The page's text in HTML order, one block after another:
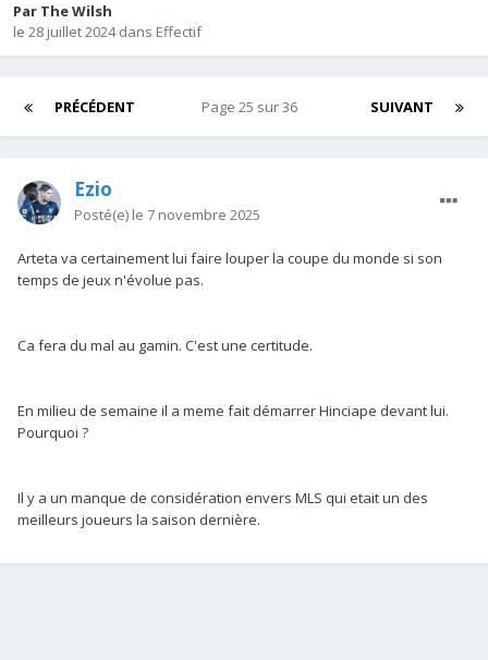
Par The Wilsh
le 28 juillet 2024dans Effectif
PRÉCÉDENT SUIVANT
Page 25 sur 36
Ezio
Posté(e) le 7 novembre 2025
Arteta va certainement lui faire louper la coupe du monde si son
temps de jeux n'évolue pas.
Ca fera du mal au gamin. C'est une certitude.
En milieu de semaine il a meme fait démarrer Hinciape devant lui.
Pourquoi ?
Il y a un manque de considération envers MLS qui etait un des
meilleurs joueurs la saison dernière.